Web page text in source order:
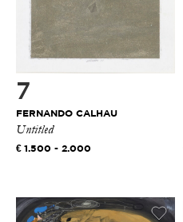
7
FERNANDO CALHAU
Untitled
1.500 - 2.000